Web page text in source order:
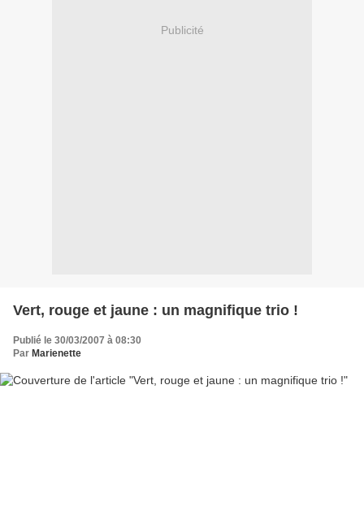
Publicité
Vert, rouge et jaune : un magnifique trio !
Publié le 30/03/2007 à 08:30
Par Marienette